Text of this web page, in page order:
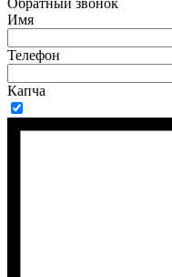
Обратный звонок
Имя
Телефон
Капча